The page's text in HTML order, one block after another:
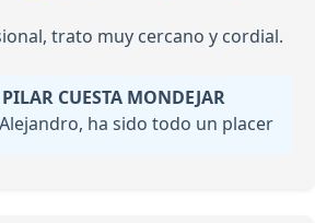
trato muy cercano y cordial.
PILAR CUESTA MONDEJAR
ha sido todo un placer